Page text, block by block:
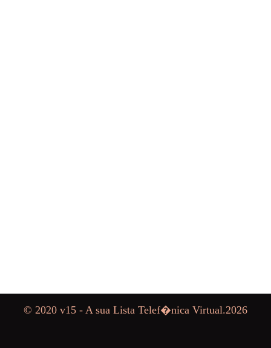
© 2020 v15 - A sua Lista Telef�nica Virtual.2026